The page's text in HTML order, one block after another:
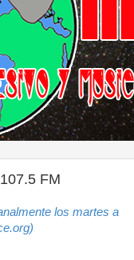
FM
los martes a